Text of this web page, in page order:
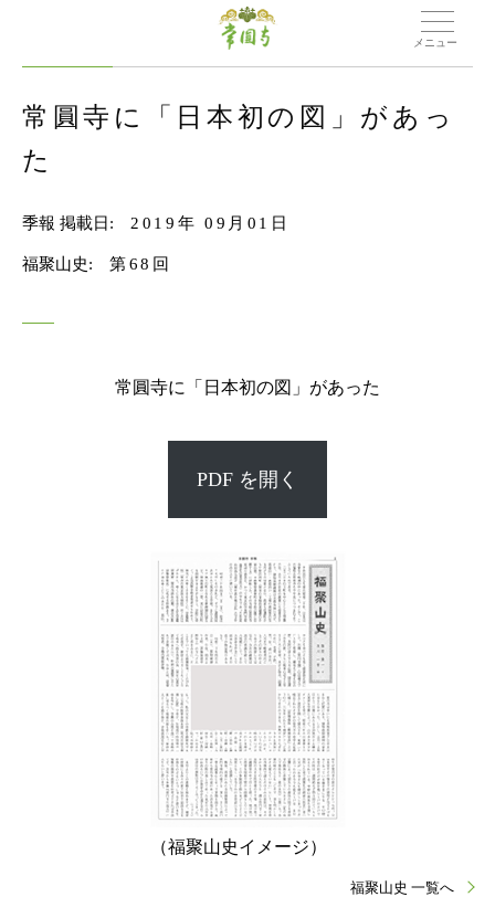
メニュー
常圓寺に「日本初の図」があっ
た
季報 掲載日: 2019年 09月01日
福聚山史: 第68回
常圓寺に「日本初の図」があった
PDF を開く
（福聚山史イメージ）
福聚山史 一覧へ